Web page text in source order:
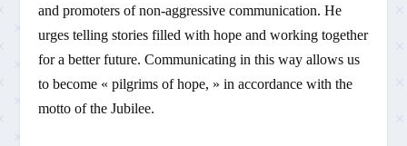
and promoters of non-aggressive communication. He
urges telling stories filled with hope and working together
for a better future. Communicating in this way allows us
to become « pilgrims of hope, » in accordance with the
motto of the Jubilee.